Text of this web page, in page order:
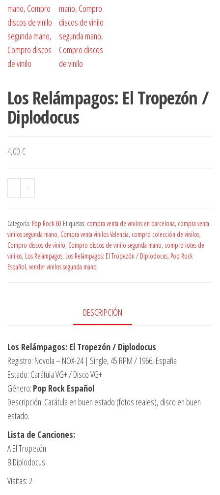
Los Relámpagos: El Tropezón /
Diplodocus
4,00 €
- +
Categoría: Pop Rock 60 Etiquetas: compra venta de vinilos en barcelona, compra venta
vinilos segunda mano, Compra venta vinilos Valencia, compro colección de vinilos,
Compro discos de vinilo, Compro discos de vinilo segunda mano, compro lotes de
vinilos, Los Relámpagos, Los Relámpagos: El Tropezón / Diplodocus, Pop Rock
Español, vender vinilos segunda mano
DESCRIPCIÓN
Los Relámpagos: El Tropezón / Diplodocus
Registro: Novola – NOX-24 | Single, 45 RPM / 1966, España
Estado: Carátula VG+ / Disco VG+
Género: Pop Rock Español
Descripción: Carátula en buen estado (fotos reales), disco en buen
estado.
Lista de Canciones:
A El Tropezón
B Diplodocus
Visitas: 2